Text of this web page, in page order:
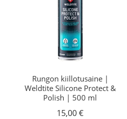
Rungon kiillotusaine |
Weldtite Silicone Protect &
Polish | 500 ml
15,00€